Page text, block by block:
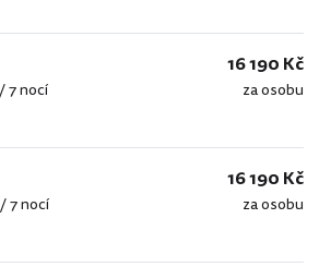
/7 nocí
16 190 Kč
za osobu
/7 nocí
16 190 Kč
za osobu